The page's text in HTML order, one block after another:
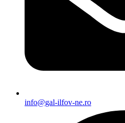
info@gal-ilfov-ne.ro